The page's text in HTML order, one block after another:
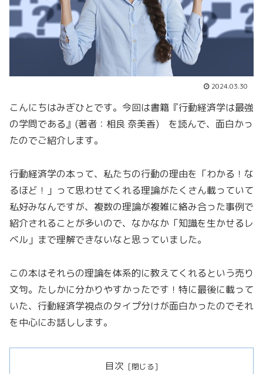
2024.03.30
こんにちはみぎひとです。今回は書籍『行動経済学は最強
の学問である』(著者：相良 奈美香) を読んで、面白かっ
たのでご紹介します。
行動経済学の本って、私たちの行動の理由を「わかる！な
るほど！」って思わせてくれる理論がたくさん載っていて
私好みなんですが、複数の理論が複雑に絡み合った事例で
紹介されることが多いので、なかなか「知識を生かせるレ
ベル」まで理解できないなと思っていました。
この本はそれらの理論を体系的に教えてくれるという売り
文句。たしかに分かりやすかったです！特に最後に載って
いた、行動経済学視点のタイプ分けが面白かったのでそれ
を中心にお話しします。
目次